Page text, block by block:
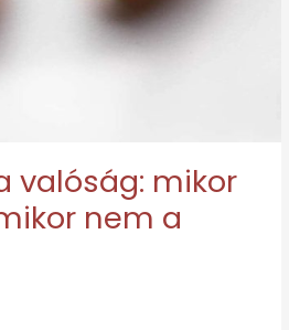
valóság: mikor
nem a